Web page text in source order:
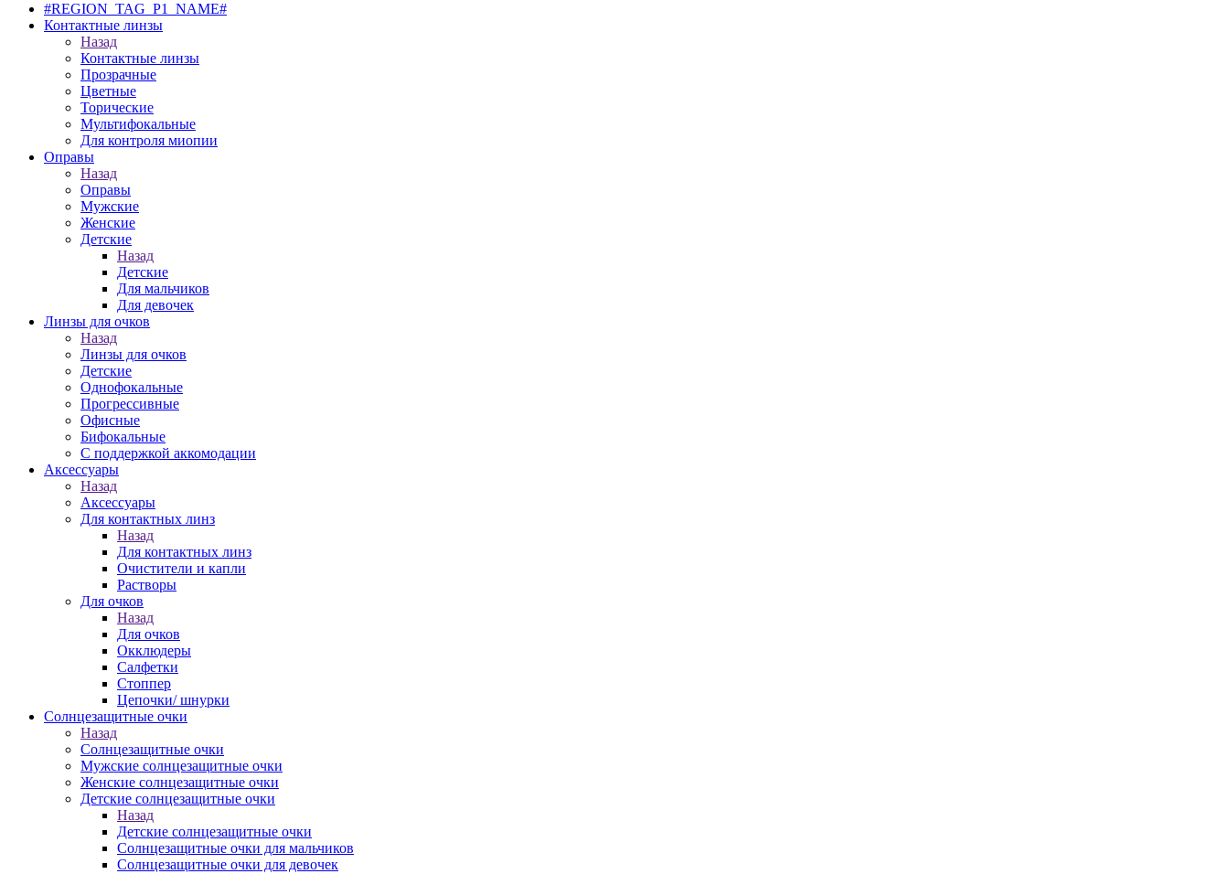
#REGION_TAG_P1_NAME#
Контактные линзы
Назад
Контактные линзы
Прозрачные
Цветные
Торические
Мультифокальные
Для контроля миопии
Оправы
Назад
Оправы
Мужские
Женские
Детские
Назад
Детские
Для мальчиков
Для девочек
Линзы для очков
Назад
Линзы для очков
Детские
Однофокальные
Прогрессивные
Офисные
Бифокальные
С поддержкой аккомодации
Аксессуары
Назад
Аксессуары
Для контактных линз
Назад
Для контактных линз
Очистители и капли
Растворы
Для очков
Назад
Для очков
Окклюдеры
Салфетки
Стоппер
Цепочки/ шнурки
Солнцезащитные очки
Назад
Солнцезащитные очки
Мужские солнцезащитные очки
Женские солнцезащитные очки
Детские солнцезащитные очки
Назад
Детские солнцезащитные очки
Солнцезащитные очки для мальчиков
Солнцезащитные очки для девочек